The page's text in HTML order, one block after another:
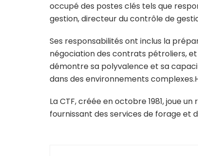
occupé des postes clés tels que
gestion, directeur du contrôle de
Ses responsabilités ont inclus la
négociation des contrats pétroliers,
démontre sa polyvalence et sa
dans des environnements
La CTF, créée en octobre 1981, joue
fournissant des services de forage et